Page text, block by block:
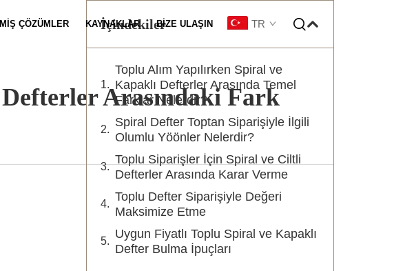
ÇÖZÜMLER KAYNAKLAR BIZE ULAŞIN TR
Arasındaki Fark
İçindekiler
Toplu Alım Yapılırken Spiral ve
Kapaklı Defterler Arasında Temel
Farklar Nelerdir?
Spiral Defter Toptan Siparişiyle İlgili
Olumlu Yöönler Nelerdir?
Toplu Siparişler İçin Spiral ve Ciltli
Defterler Arasında Karar Verme
Toplu Defter Siparişiyle Değeri
Maksimize Etme
Uygun Fiyatlı Toplu Spiral ve Kapaklı
Defter Bulma İpuçları